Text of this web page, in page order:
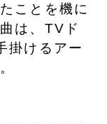
ことを機に
は、TVド
掛けるアー